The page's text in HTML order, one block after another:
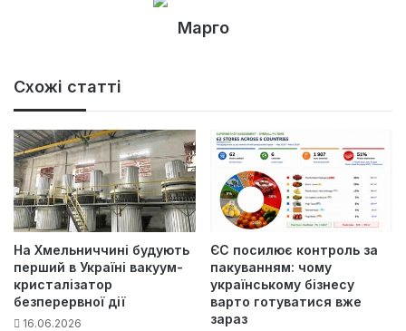
Марго
Схожі статті
На Хмельниччині будують
перший в Україні вакуум-
кристалізатор
безперервної дії
16.06.2026
ЄС посилює контроль за
пакуванням: чому
українському бізнесу
варто готуватися вже
зараз